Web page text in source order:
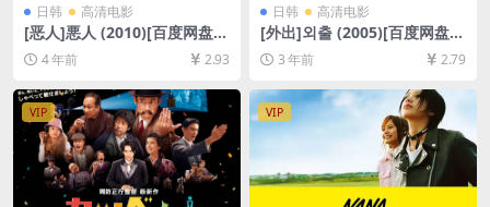
日韩 高清电影
[恶人]悪人 (2010)[百度网盘
+迅雷云盘资源1080P超清未
删减][MP4/8.9GB][日语中字]
4 年前 2.93
日韩 高清电影
[外出]외출 (2005)[百度网盘
+迅雷云盘资源1080P超清未
删减][MP4/6.6GB][韩语中字]
3 年前 2.79
VIP VIP